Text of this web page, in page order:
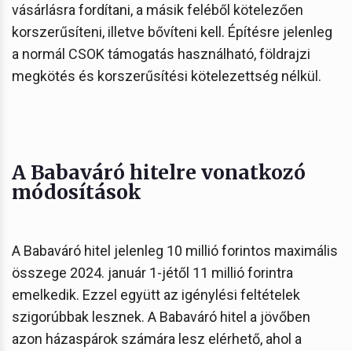
vásárlásra fordítani, a másik feléből kötelezően
korszerűsíteni, illetve bővíteni kell. Építésre jelenleg
a normál CSOK támogatás használható, földrajzi
megkötés és korszerűsítési kötelezettség nélkül.
A Babaváró hitelre vonatkozó
módosítások
A Babaváró hitel jelenleg 10 millió forintos maximális
összege 2024. január 1-jétől 11 millió forintra
emelkedik. Ezzel együtt az igénylési feltételek
szigorúbbak lesznek. A Babaváró hitel a jövőben
azon házaspárok számára lesz elérhető, ahol a